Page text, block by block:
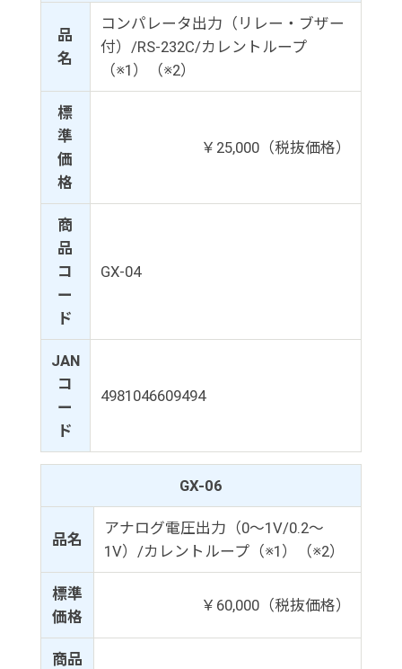
品
名
コンパレータ出力（リレー・ブザー
付）/RS-232C/カレントループ
（※1）（※2）
標
準
価
格
￥25,000（税抜価格）
商
品
コ
ー
ド
GX-04
JAN
コ
ー
ド
4981046609494
GX-06
品名
アナログ電圧出力（0～1V/0.2～
1V）/カレントループ（※1）（※2）
標準
価格
￥60,000（税抜価格）
商品